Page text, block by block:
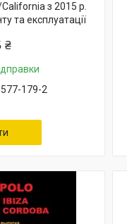
з 2015 р.
та експлуатації
₴
179-2